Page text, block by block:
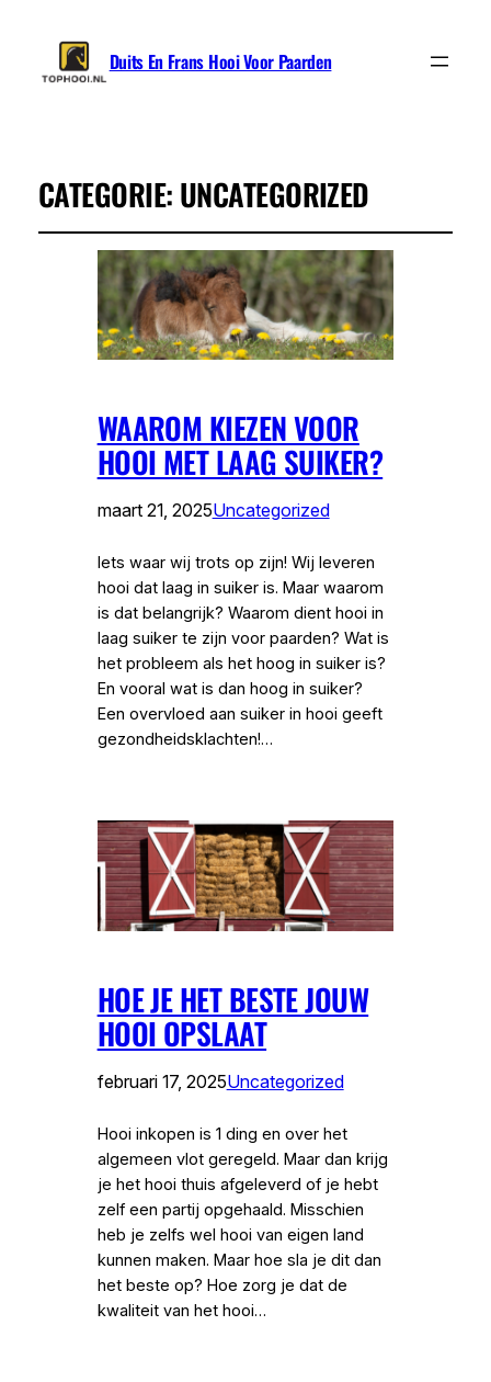
Duits En Frans Hooi Voor Paarden
CATEGORIE: UNCATEGORIZED
WAAROM KIEZEN VOOR
HOOI MET LAAG SUIKER?
maart 21, 2025Uncategorized
Iets waar wij trots op zijn! Wij leveren
hooi dat laag in suiker is. Maar waarom
is dat belangrijk? Waarom dient hooi in
laag suiker te zijn voor paarden? Wat is
het probleem als het hoog in suiker is?
En vooral wat is dan hoog in suiker?
Een overvloed aan suiker in hooi geeft
gezondheidsklachten!…
HOE JE HET BESTE JOUW
HOOI OPSLAAT
februari 17, 2025Uncategorized
Hooi inkopen is 1 ding en over het
algemeen vlot geregeld. Maar dan krijg
je het hooi thuis afgeleverd of je hebt
zelf een partij opgehaald. Misschien
heb je zelfs wel hooi van eigen land
kunnen maken. Maar hoe sla je dit dan
het beste op? Hoe zorg je dat de
kwaliteit van het hooi…